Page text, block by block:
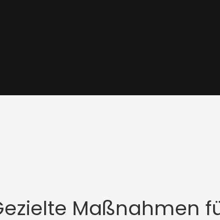
Maßnahmen